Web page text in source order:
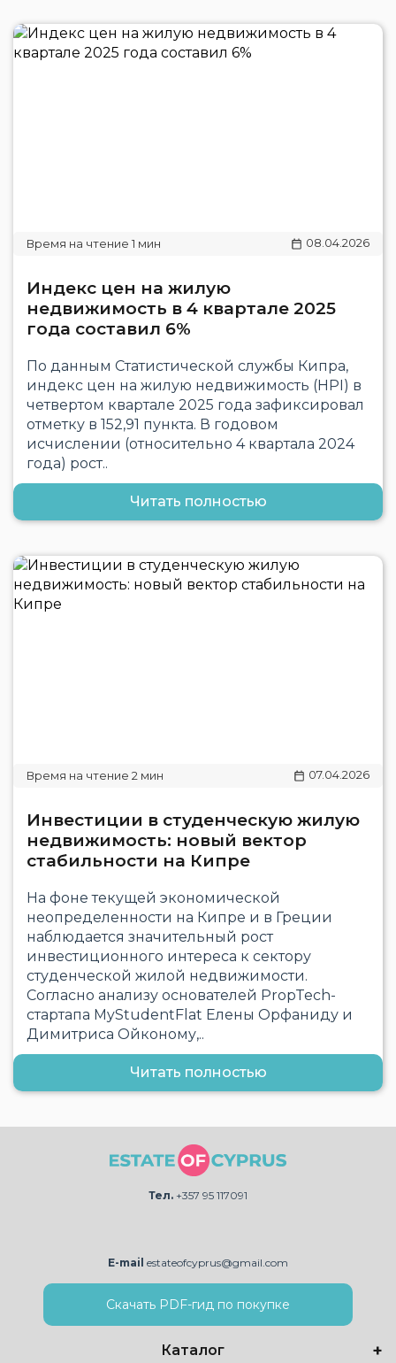
08.04.2026
Индекс цен на жилую
недвижимость в 4 квартале 2025
года составил 6%
По данным Статистической службы Кипра,
индекс цен на жилую недвижимость (HPI) в
четвертом квартале 2025 года зафиксировал
отметку в 152,91 пункта. В годовом
исчислении (относительно 4 квартала 2024
года) рост..
Читать полностью
07.04.2026
Инвестиции в студенческую жилую
недвижимость: новый вектор
стабильности на Кипре
На фоне текущей экономической
неопределенности на Кипре и в Греции
наблюдается значительный рост
инвестиционного интереса к сектору
студенческой жилой недвижимости.
Согласно анализу основателей PropTech-
стартапа MyStudentFlat Елены Орфаниду и
Димитриса Ойконому,..
Читать полностью
Тел. +357 95 117091
E-mail estateofcyprus@gmail.com
Скачать PDF-гид по покупке
Каталог